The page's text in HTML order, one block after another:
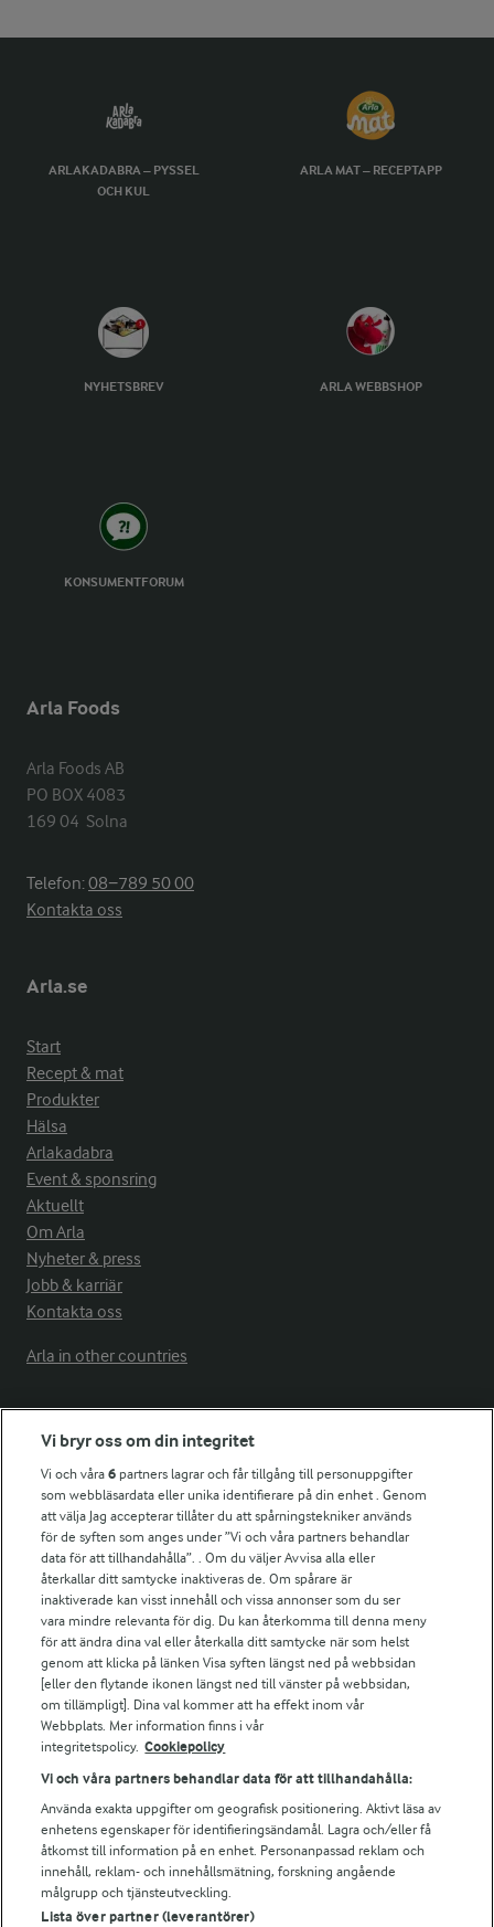
ARLAKADABRA – PYSSEL
OCH KUL
ARLA MAT – RECEPTAPP
NYHETSBREV ARLA WEBBSHOP
KONSUMENTFORUM
Arla Foods
Arla Foods AB
PO BOX 4083
169 04  Solna
Telefon:08−789 50 00
Kontakta oss
Arla.se
Start
Recept & mat
Produkter
Hälsa
Arlakadabra
Event & sponsring
Aktuellt
Om Arla
Nyheter & press
Jobb & karriär
Kontakta oss
Arla in other countries
Fler Arlasajter
För ägare
Arlas kundportal
Arla.com
Falbygdens Ost
Arla webbshop
Bildbank
Följ oss
© 2026 Arla Foods
Vi bryr oss om din integritet
Vi och våra6 partners lagrar och får tillgång till personuppgifter
som webbläsardata eller unika identifierare på din enhet . Genom
att välja Jag accepterar tillåter du att spårningstekniker används
för de syften som anges under ”Vi och våra partners behandlar
data för att tillhandahålla”. . Om du väljer Avvisa alla eller
återkallar ditt samtycke inaktiveras de. Om spårare är
inaktiverade kan visst innehåll och vissa annonser som du ser
vara mindre relevanta för dig. Du kan återkomma till denna meny
för att ändra dina val eller återkalla ditt samtycke när som helst
genom att klicka på länken Visa syften längst ned på webbsidan
[eller den flytande ikonen längst ned till vänster på webbsidan,
om tillämpligt]. Dina val kommer att ha effekt inom vår
Webbplats. Mer information finns i vår
integritetspolicy. Cookiepolicy
Vi och våra partners behandlar data för att tillhandahålla:
Använda exakta uppgifter om geografisk positionering. Aktivt läsa av
enhetens egenskaper för identifieringsändamål. Lagra och/eller få
åtkomst till information på en enhet. Personanpassad reklam och
innehåll, reklam- och innehållsmätning, forskning angående
målgrupp och tjänsteutveckling.
Lista över partner (leverantörer)